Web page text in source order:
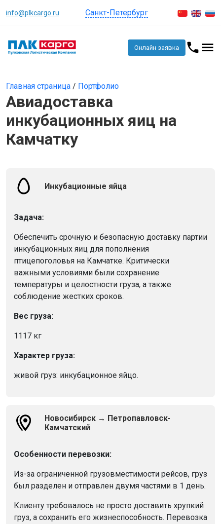
info@plkcargo.ru Санкт-Петербург
Онлайн заявка
Главная страница / Портфолио
Авиадоставка
инкубационных яиц на
Камчатку
Инкубационные яйца
Задача:
Обеспечить срочную и безопасную доставку партии
инкубационных яиц для пополнения
птицепоголовья на Камчатке. Критически
важными условиями были сохранение
температуры и целостности груза, а также
соблюдение жестких сроков.
Вес груза:
1117 кг
Характер груза:
живой груз: инкубационное яйцо.
Новосибирск → Петропавловск-
Камчатский
Особенности перевозки:
Из-за ограниченной грузовместимости рейсов, груз
был разделен и отправлен двумя частями в 1 день.
Клиенту требовалось не просто доставить хрупкий
груз, а сохранить его жизнеспособность. Перевозка